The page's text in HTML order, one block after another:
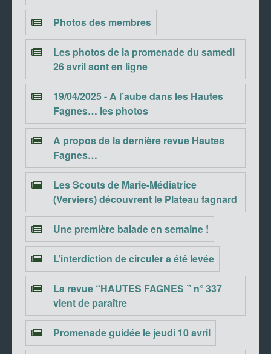
Photos des membres
Les photos de la promenade du samedi
26 avril sont en ligne
19/04/2025 - A l’aube dans les Hautes
Fagnes… les photos
A propos de la dernière revue Hautes
Fagnes…
Les Scouts de Marie-Médiatrice
(Verviers) découvrent le Plateau fagnard
Une première balade en semaine !
L’interdiction de circuler a été levée
La revue “HAUTES FAGNES ” n° 337
vient de paraître
Promenade guidée le jeudi 10 avril